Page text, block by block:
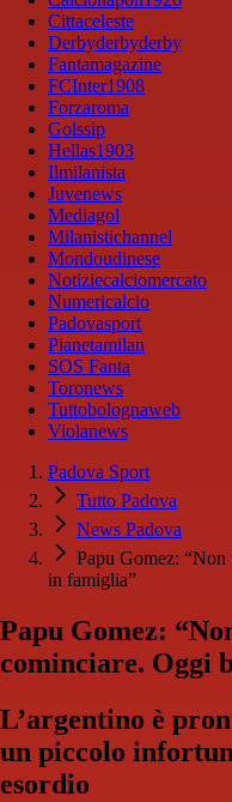
Cittaceleste
Derbyderbyderby
Fantamagazine
FCInter1908
Forzaroma
Golssip
Hellas1903
Ilmilanista
Juvenews
Mediagol
Milanistichannel
Mondoudinese
Notiziecalciomercato
Numericalcio
Padovasport
Pianetamilan
SOS Fanta
Toronews
Tuttobolognaweb
Violanews
Padova Sport
Tutto Padova
News Padova
Papu Gomez:
in famiglia”
Papu Gomez:
cominciare. Oggi
L’argentino è
un piccolo
esordio